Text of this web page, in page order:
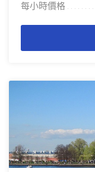
每小時價格
. . . . . . . . . . . . . . . . . . . .